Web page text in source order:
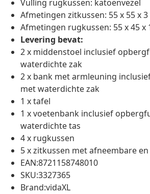
Vulling rugkussen: katoenvezel
Afmetingen zitkussen: 55 x 55 x 3
Afmetingen rugkussen: 55 x 45 x
Levering bevat:
2 x middenstoel inclusief
waterdichte zak
2 x bank met armleuning
met waterdichte zak
1 x tafel
1 x voetenbank inclusief
waterdichte tas
4 x rugkussen
5 x zitkussen met afneembare
EAN:8721158748010
SKU:3327365
Brand:vidaXL